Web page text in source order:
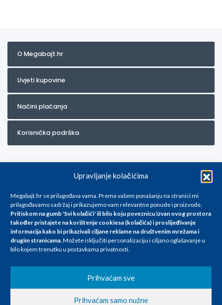
Upravljanje kolačićima
Megabajt.hr se prilagođava vama. Prema vašem ponašanju na stranici mi
prilagođavamo sadržaj i prikazujemo vam relevantne ponude i proizvode.
Pritiskom na gumb 'Svi kolačići' ili bilo koju poveznicu izvan ovog prostora
također pristajete na korištenje cookiesa (kolačića) i proslijeđivanje
informacija kako bi prikazivali ciljane reklame na društvenim mrežama i
drugim stranicama.Možete isključiti personalizaciju i ciljano oglašavanje u
bilo kojem trenutku u postavkama privatnosti.
Prihvaćam sve
Prihvaćam samo nužne
O Megabajt.hr
Uvjeti kupovine
Načini plaćanja
Korisnička podrška
Za artikle kojih trenutno nema u ponudi obratite nam se na
info@megabajt.hr. Sve cijene su informativnog karaktera i podložne su
promjenama, a
iskazane su za avansno plaćanje(gotovina) u Eurima i uključuju PDV. Sve
se razlikovati od cijena u našim poslovnicama. Trudimo se dati što bolji
i točniji opis i sliku. Unatoč tome, ne možemo garantirati da su svi
nastale u opisu proizvoda, greške prilikom štampanja te promjene